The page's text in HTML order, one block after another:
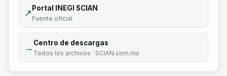
↗ Portal INEGI SCIAN
Fuente oficial
→ Centro de descargas
Todos los archivos · SCIAN.com.mx